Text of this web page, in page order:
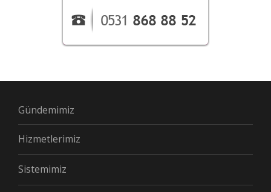
Gündemimiz
Hizmetlerimiz
Sistemimiz